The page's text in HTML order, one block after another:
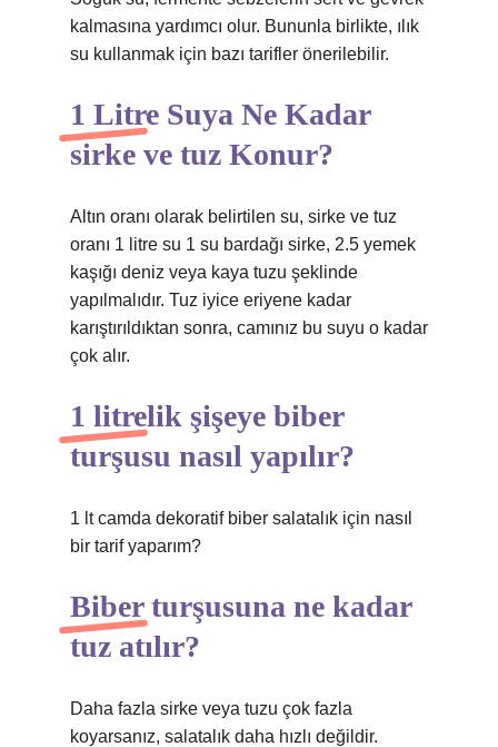
kalmasına yardımcı olur. Bununla birlikte, ılık
su kullanmak için bazı tarifler önerilebilir.
1 Litre Suya Ne Kadar
sirke ve tuz Konur?
Altın oranı olarak belirtilen su, sirke ve tuz
oranı 1 litre su 1 su bardağı sirke, 2.5 yemek
kaşığı deniz veya kaya tuzu şeklinde
yapılmalıdır. Tuz iyice eriyene kadar
karıştırıldıktan sonra, camınız bu suyu o kadar
çok alır.
1 litrelik şişeye biber
turşusu nasıl yapılır?
1 lt camda dekoratif biber salatalık için nasıl
bir tarif yaparım?
Biber turşusuna ne kadar
tuz atılır?
Daha fazla sirke veya tuzu çok fazla
koyarsanız, salatalık daha hızlı değildir.